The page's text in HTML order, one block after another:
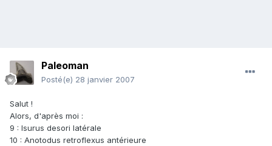
Paleoman
Posté(e) 28 janvier 2007
Salut !
Alors, d'après moi :
9 : Isurus desori latérale
10 : Anotodus retroflexus antérieure